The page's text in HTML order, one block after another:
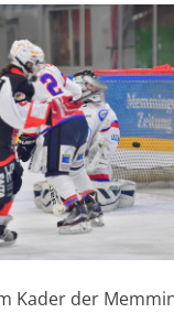
Kader der